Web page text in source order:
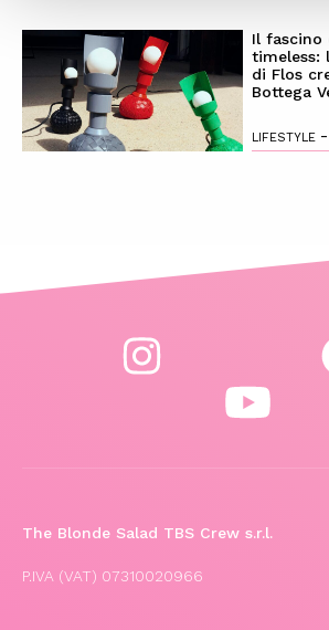
Il fascino
timeless:
di Flos
Bottega
LIFESTYLE -
The Blonde Salad TBS Crew s.r.l.
P.IVA (VAT) 07310020966